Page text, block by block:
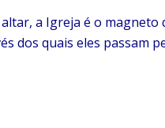
a Igreja é o magneto
dos quais eles passam